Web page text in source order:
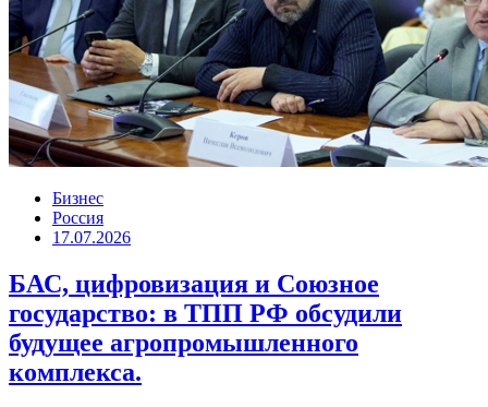
Бизнес
Россия
17.07.2026
БАС, цифровизация и Союзное
государство: в ТПП РФ обсудили
будущее агропромышленного
комплекса.